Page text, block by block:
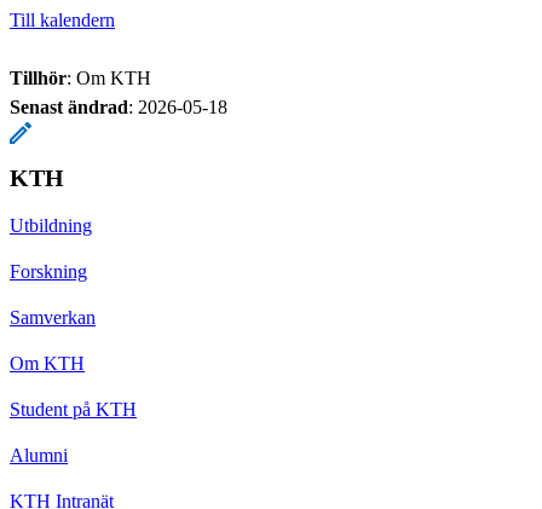
Till kalendern
Tillhör: Om KTH
Senast ändrad: 2026-05-18
KTH
Utbildning
Forskning
Samverkan
Om KTH
Student på KTH
Alumni
KTH Intranät